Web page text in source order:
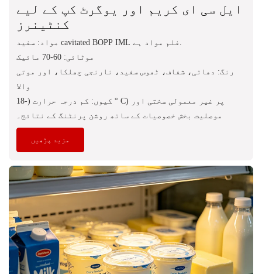
ایل سی ای کریم اور یوگرٹ کپ کے لیے
کنٹینرز
موٹائی: 60-70 مائیک
رنگ: دھاتی، شفاف، ٹھوس سفید، نارنجی چھلکا، اور موتی
والا
کیوں: کم درجہ حرارت (-18 ° C) پر غیر معمولی سختی اور
موصلیت بخش خصوصیات کے ساتھ روشن پرنٹنگ کے نتائج۔
مزید پڑھیں